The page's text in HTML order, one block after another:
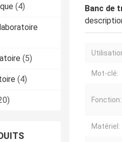
(4)
(5)
(4)
Banc de
Mot-clé:
Fonction:
Matériel: